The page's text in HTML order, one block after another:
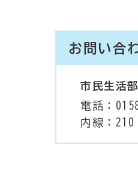
お問い合
市民生活
電話：
内線：210